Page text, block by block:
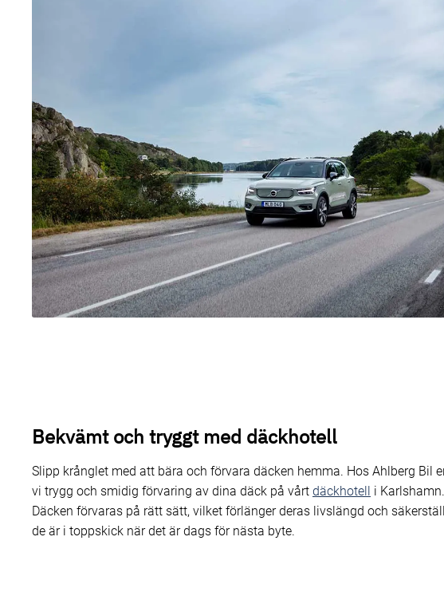
Bekvämt och tryggt med däckhotell
Slipp krånglet med att bära och förvara däcken hemma. Hos Ahlberg Bil
vi trygg och smidig förvaring av dina däck på vårt däckhotell
i Karlshamn.
Däcken förvaras på rätt sätt, vilket förlänger deras livslängd och
de är i toppskick när det är dags för nästa byte.